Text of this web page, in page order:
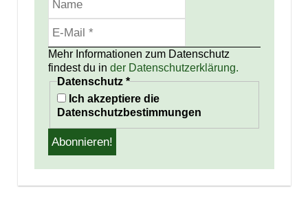
Mehr Informationen zum Datenschutz
findest du in der Datenschutzerklärung.
Datenschutz *
Ich akzeptiere die
Datenschutzbestimmungen